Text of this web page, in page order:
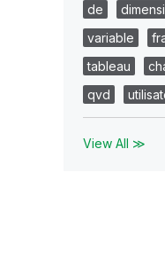
de
variable
tableau
qvd
View All ≫